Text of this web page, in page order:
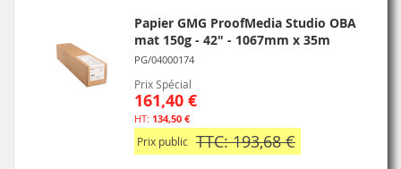
Papier GMG ProofMedia Studio OBA
mat 150g - 42" - 1067mm x 35m
PG/04000174
Prix Spécial
161,40 €
134,50 €
Prix public TTC: 193,68 €